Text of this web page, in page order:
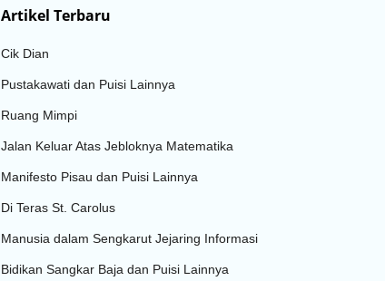
Artikel Terbaru
Cik Dian
Pustakawati dan Puisi Lainnya
Ruang Mimpi
Jalan Keluar Atas Jebloknya Matematika
Manifesto Pisau dan Puisi Lainnya
Di Teras St. Carolus
Manusia dalam Sengkarut Jejaring Informasi
Bidikan Sangkar Baja dan Puisi Lainnya